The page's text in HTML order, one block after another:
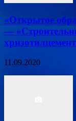
«Открытое
—
11.09.2020